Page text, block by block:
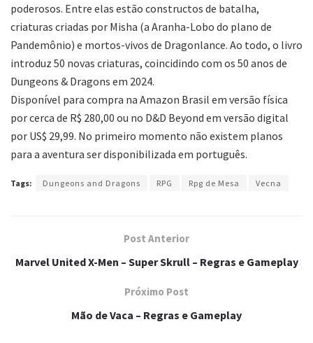
poderosos. Entre elas estão constructos de batalha,
criaturas criadas por Misha (a Aranha-Lobo do plano de
Pandemônio) e mortos-vivos de Dragonlance. Ao todo, o livro
introduz 50 novas criaturas, coincidindo com os 50 anos de
Dungeons & Dragons em 2024.
Disponível para compra na Amazon Brasil em versão física
por cerca de R$ 280,00 ou no D&D Beyond em versão digital
por US$ 29,99. No primeiro momento não existem planos
para a aventura ser disponibilizada em português.
Tags: Dungeons and Dragons RPG Rpg de Mesa Vecna
Post Anterior
Marvel United X-Men – Super Skrull – Regras e Gameplay
Próximo Post
Mão de Vaca – Regras e Gameplay